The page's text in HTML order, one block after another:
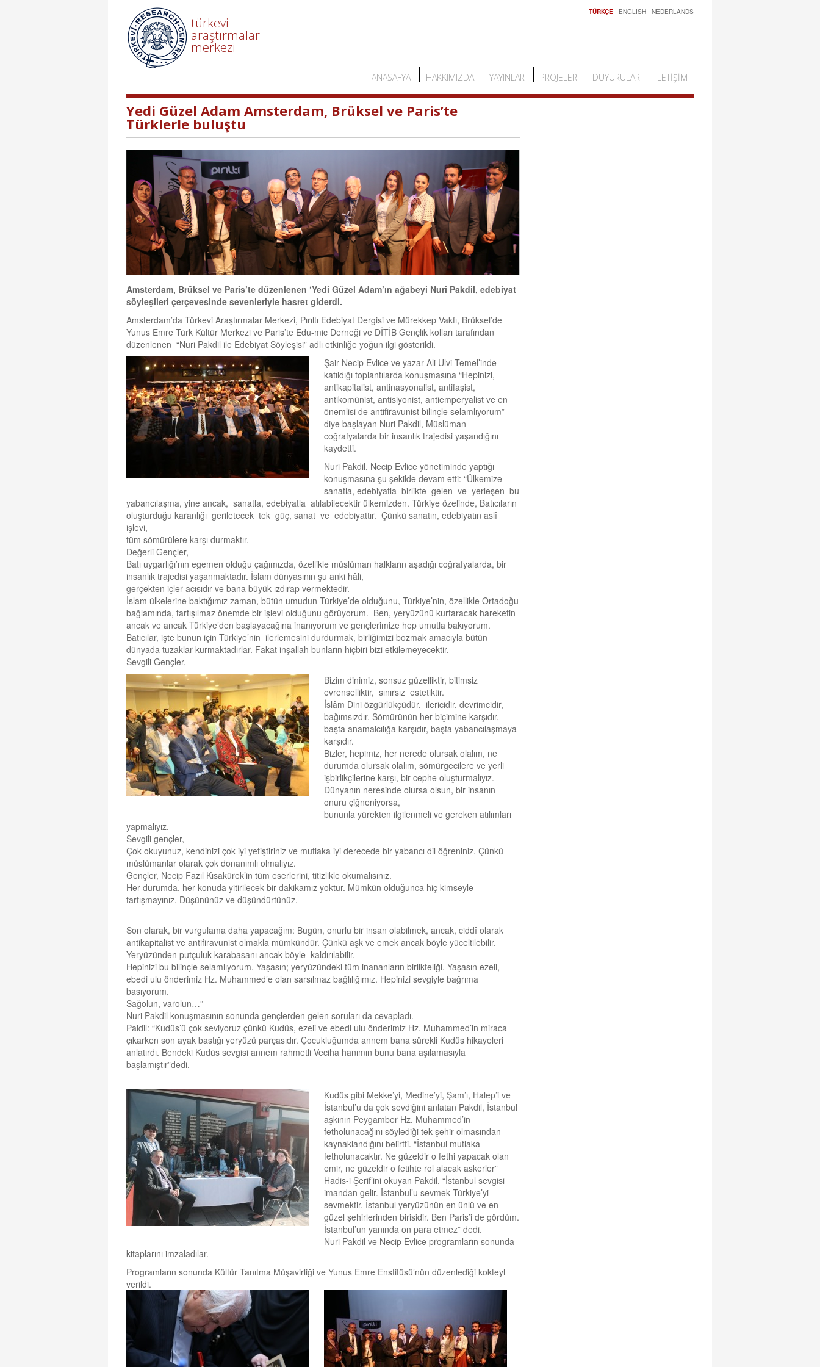
TÜRKÇE ENGLISH NEDERLANDS
türkevi
araştırmalar
merkezi
ANASAFYA HAKKIMIZDA YAYINLAR PROJELER DUYURULAR ILETIŞIM
Yedi Güzel Adam Amsterdam, Brüksel ve Paris’te
Türklerle buluştu
Amsterdam, Brüksel ve Paris’te düzenlenen ‘Yedi Güzel Adam’ın ağabeyi Nuri Pakdil, edebiyat
söyleşileri çerçevesinde sevenleriyle hasret giderdi.
Amsterdam’da Türkevi Araştırmalar Merkezi, Pırıltı Edebiyat Dergisi ve Mürekkep Vakfı, Brüksel’de
Yunus Emre Türk Kültür Merkezi ve Paris’te Edu-mic Derneği ve DİTİB Gençlik kolları tarafından
düzenlenen “Nuri Pakdil ile Edebiyat Söyleşisi” adlı etkinliğe yoğun ilgi gösterildi.
Şair Necip Evlice ve yazar Ali Ulvi Temel’inde
katıldığı toplantılarda konuşmasına “Hepinizi,
antikapitalist, antinasyonalist, antifaşist,
antikomünist, antisiyonist, antiemperyalist ve en
önemlisi de antifiravunist bilinçle selamlıyorum”
diye başlayan Nuri Pakdil, Müslüman
coğrafyalarda bir insanlık trajedisi yaşandığını
kaydetti.
Nuri Pakdil, Necip Evlice yönetiminde yaptığı
konuşmasına şu şekilde devam etti: “Ülkemize
sanatla, edebiyatla birlikte gelen ve yerleşen bu
yabancılaşma, yine ancak, sanatla, edebiyatla atılabilecektir ülkemizden. Türkiye özelinde, Batıcıların
oluşturduğu karanlığı geriletecek tek güç, sanat ve edebiyattır. Çünkü sanatın, edebiyatın aslî
işlevi,
tüm sömürülere karşı durmaktır.
Değerli Gençler,
Batı uygarlığı’nın egemen olduğu çağımızda, özellikle müslüman halkların aşadığı coğrafyalarda, bir
insanlık trajedisi yaşanmaktadır. İslam dünyasının şu anki hâli,
gerçekten içler acısıdır ve bana büyük ızdırap vermektedir.
İslam ülkelerine baktığımız zaman, bütün umudun Türkiye’de olduğunu, Türkiye’nin, özellikle Ortadoğu
bağlamında, tartışılmaz önemde bir işlevi olduğunu görüyorum. Ben, yeryüzünü kurtaracak hareketin
ancak ve ancak Türkiye’den başlayacağına inanıyorum ve gençlerimize hep umutla bakıyorum.
Batıcılar, işte bunun için Türkiye’nin ilerlemesini durdurmak, birliğimizi bozmak amacıyla bütün
dünyada tuzaklar kurmaktadırlar. Fakat inşallah bunların hiçbiri bizi etkilemeyecektir.
Sevgili Gençler,
Bizim dinimiz, sonsuz güzelliktir, bitimsiz
evrenselliktir, sınırsız estetiktir.
İslâm Dini özgürlükçüdür, ilericidir, devrimcidir,
bağımsızdır. Sömürünün her biçimine karşıdır,
başta anamalcılığa karşıdır, başta yabancılaşmaya
karşıdır.
Bizler, hepimiz, her nerede olursak olalım, ne
durumda olursak olalım, sömürgecilere ve yerli
işbirlikçilerine karşı, bir cephe oluşturmalıyız.
Dünyanın neresinde olursa olsun, bir insanın
onuru çiğneniyorsa,
bununla yürekten ilgilenmeli ve gereken atılımları
yapmalıyız.
Sevgili gençler,
Çok okuyunuz, kendinizi çok iyi yetiştiriniz ve mutlaka iyi derecede bir yabancı dil öğreniniz. Çünkü
müslümanlar olarak çok donanımlı olmalıyız.
Gençler, Necip Fazıl Kısakürek’in tüm eserlerini, titizlikle okumalısınız.
Her durumda, her konuda yitirilecek bir dakikamız yoktur. Mümkün olduğunca hiç kimseyle
tartışmayınız. Düşününüz ve düşündürtünüz.
Son olarak, bir vurgulama daha yapacağım: Bugün, onurlu bir insan olabilmek, ancak, ciddî olarak
antikapitalist ve antifiravunist olmakla mümkündür. Çünkü aşk ve emek ancak böyle yüceltilebilir.
Yeryüzünden putçuluk karabasanı ancak böyle kaldırılabilir.
Hepinizi bu bilinçle selamlıyorum. Yaşasın; yeryüzündeki tüm inananların birlikteliği. Yaşasın ezeli,
ebedi ulu önderimiz Hz. Muhammed’e olan sarsılmaz bağlılığımız. Hepinizi sevgiyle bağrıma
basıyorum.
Sağolun, varolun…”
Nuri Pakdil konuşmasının sonunda gençlerden gelen soruları da cevapladı.
Paldil: “Kudüs’ü çok seviyoruz çünkü Kudüs, ezeli ve ebedi ulu önderimiz Hz. Muhammed’in miraca
çıkarken son ayak bastığı yeryüzü parçasıdır. Çocukluğumda annem bana sürekli Kudüs hikayeleri
anlatırdı. Bendeki Kudüs sevgisi annem rahmetli Veciha hanımın bunu bana aşılamasıyla
başlamıştır”dedi.
Kudüs gibi Mekke’yi, Medine’yi, Şam’ı, Halep’i ve
İstanbul’u da çok sevdiğini anlatan Pakdil, İstanbul
aşkının Peygamber Hz. Muhammed’in
fetholunacağını söylediği tek şehir olmasından
kaynaklandığını belirtti. “İstanbul mutlaka
fetholunacaktır. Ne güzeldir o fethi yapacak olan
emir, ne güzeldir o fetihte rol alacak askerler”
Hadis-i Şerif’ini okuyan Pakdil, “İstanbul sevgisi
imandan gelir. İstanbul’u sevmek Türkiye’yi
sevmektir. İstanbul yeryüzünün en ünlü ve en
güzel şehirlerinden birisidir. Ben Paris’i de gördüm.
İstanbul’un yanında on para etmez” dedi.
Nuri Pakdil ve Necip Evlice programların sonunda
kitaplarını imzaladılar.
Programların sonunda Kültür Tanıtma Müşavirliği ve Yunus Emre Enstitüsü’nün düzenlediği kokteyl
verildi.